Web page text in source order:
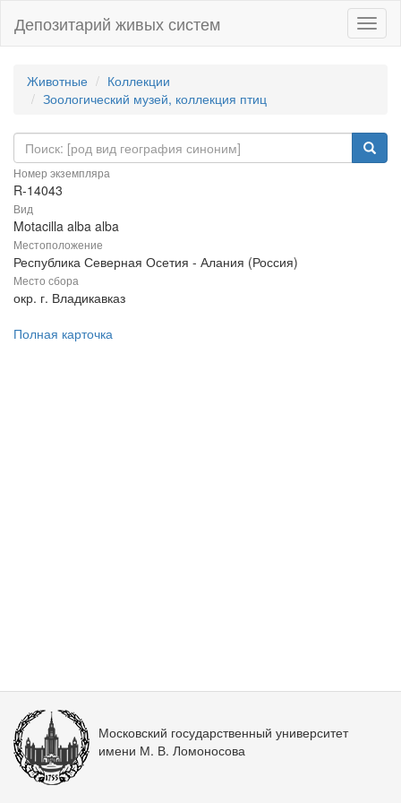
Депозитарий живых систем
Животные
Коллекции
Зоологический музей, коллекция птиц
Номер экземпляра
R-14043
Вид
Motacilla alba alba
Местоположение
Республика Северная Осетия - Алания (Россия)
Место сбора
окр. г. Владикавказ
Полная карточка
Московский государственный университет
имени М. В. Ломоносова